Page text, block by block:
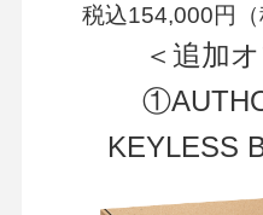
税込154,000円（
＜追加
KEYLESS